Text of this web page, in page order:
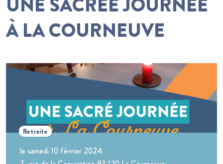
À LA COURNEUVE
Retraite
le samedi 10 février 2024